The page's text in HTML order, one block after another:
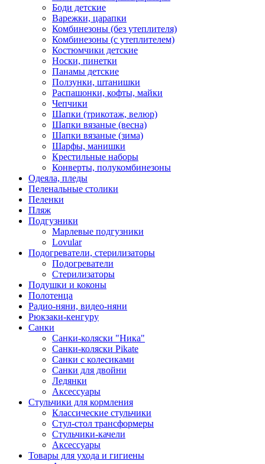
Боди детские
Варежки, царапки
Комбинезоны (без утеплителя)
Комбинезоны (с утеплителем)
Костюмчики детские
Носки, пинетки
Панамы детские
Ползунки, штанишки
Распашонки, кофты, майки
Чепчики
Шапки (трикотаж, велюр)
Шапки вязаные (весна)
Шапки вязаные (зима)
Шарфы, манишки
Крестильные наборы
Конверты, полукомбинезоны
Одеяла, пледы
Пеленальные столики
Пеленки
Пляж
Подгузники
Марлевые подгузники
Lovular
Подогреватели, стерилизаторы
Подогреватели
Стерилизаторы
Подушки и коконы
Полотенца
Радио-няни, видео-няни
Рюкзаки-кенгуру
Санки
Санки-коляски "Ника"
Санки-коляски Pikate
Санки с колесиками
Санки для двойни
Ледянки
Аксессуары
Стульчики для кормления
Классические стульчики
Стул-стол трансформеры
Стульчики-качели
Аксессуары
Товары для ухода и гигиены